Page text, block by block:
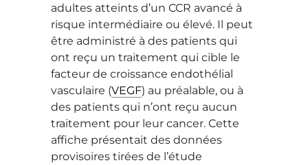
adultes atteints d’un CCR avancé à
risque intermédiaire ou élevé. Il peut
être administré à des patients qui
ont reçu un traitement qui cible le
facteur de croissance endothélial
vasculaire (VEGF) au préalable, ou à
des patients qui n’ont reçu aucun
traitement pour leur cancer. Cette
affiche présentait des données
provisoires tirées de l’étude